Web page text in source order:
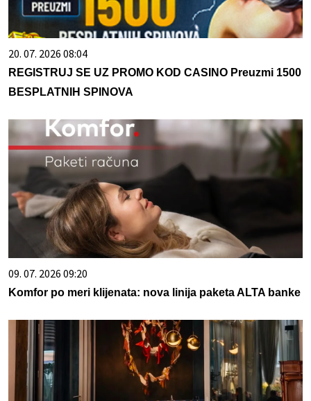
20. 07. 2026 08:04
REGISTRUJ SE UZ PROMO KOD CASINO Preuzmi 1500
BESPLATNIH SPINOVA
09. 07. 2026 09:20
Komfor po meri klijenata: nova linija paketa ALTA banke